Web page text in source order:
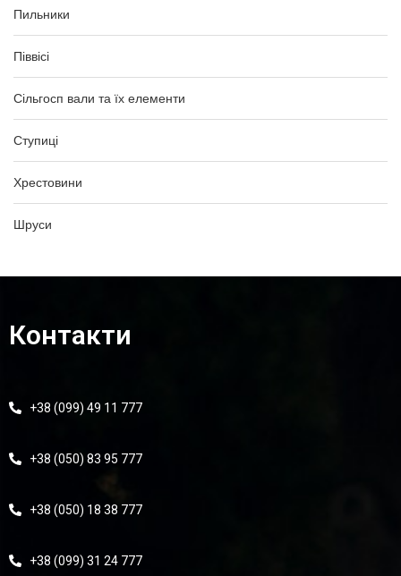
Пильники
Піввісі
Сільгосп вали та їх елементи
Ступиці
Хрестовини
Шруси
Контакти
+38 (099) 49 11 777
+38 (050) 83 95 777
+38 (050) 18 38 777
+38 (099) 31 24 777